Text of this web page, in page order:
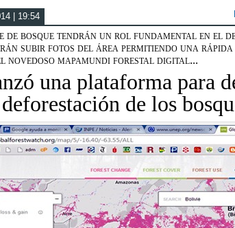
| 19:54
de bosque tendrán un rol fundamental en el
subir fotos del área permitiendo una
novedoso mapamundi forestal digital...
una plataforma para
de los